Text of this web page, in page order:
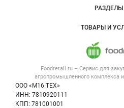
Foodretail.ru – Сервис для
агропромышленного комплекса и
ООО «М16.ТЕХ»
ИНН: 7810920111
КПП: 781001001
Новости
Размещение
Публичная
Контактная
Политика обработки
РАЗДЕЛЫ
Новости
ТОВАРЫ И
Напитки,
Оборудование